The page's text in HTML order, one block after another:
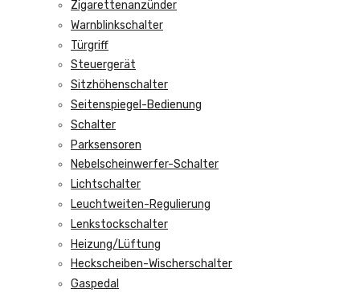
Zigarettenanzünder
Warnblinkschalter
Türgriff
Steuergerät
Sitzhöhenschalter
Seitenspiegel-Bedienung
Schalter
Parksensoren
Nebelscheinwerfer-Schalter
Lichtschalter
Leuchtweiten-Regulierung
Lenkstockschalter
Heizung/Lüftung
Heckscheiben-Wischerschalter
Gaspedal